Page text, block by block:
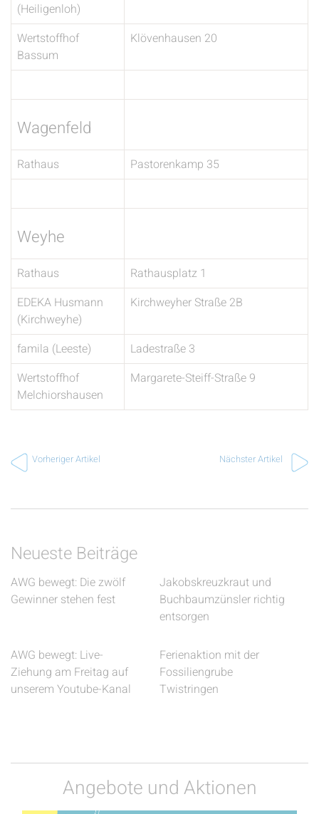
(Heiligenloh)
Wertstoffhof
Bassum
Klövenhausen 20
Wagenfeld
Rathaus Pastorenkamp 35
Weyhe
Rathaus
Rathausplatz 1
EDEKA Husmann
(Kirchweyhe)
Kirchweyher Straße 2B
famila (Leeste)
Ladestraße 3
Wertstoffhof
Melchiorshausen
Margarete-Steiff-Straße 9
Vorheriger Artikel Nächster Artikel
Neueste Beiträge
AWG bewegt: Die zwölf
Gewinner stehen fest
Jakobskreuzkraut und
Buchbaumzünsler richtig
entsorgen
AWG bewegt: Live-
Ziehung am Freitag auf
unserem Youtube-Kanal
Ferienaktion mit der
Fossiliengrube
Twistringen
Angebote und Aktionen